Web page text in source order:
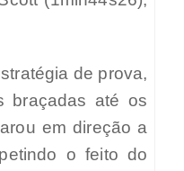
de prova,
braçadas até os
em direção a
o feito do